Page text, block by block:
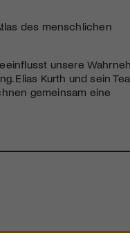
des menschlichen
unsere
Elias Kurth und sein
gemeinsam eine